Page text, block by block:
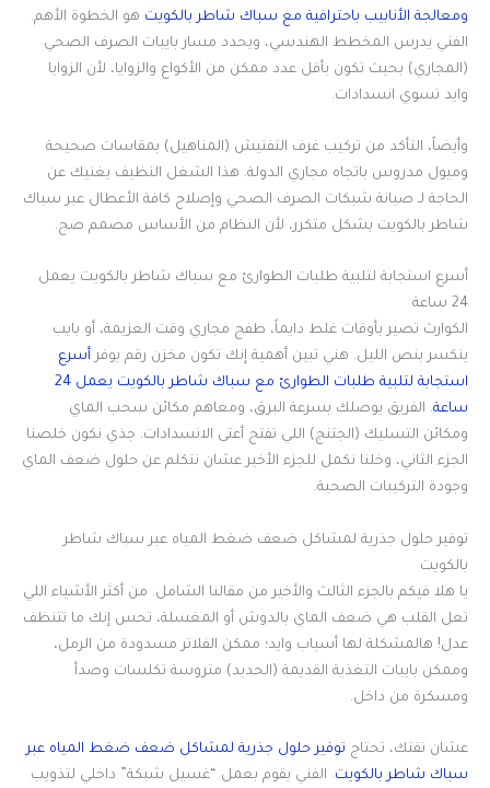
ومعالجة الأنابيب باحترافية مع سباك شاطر بالكويت هو الخطوة الأهم.
الفني يدرس المخطط الهندسي، ويحدد مسار بايبات الصرف الصحي
(المجاري) بحيث تكون بأقل عدد ممكن من الأكواع والزوايا، لأن الزوايا
وايد تسوي انسدادات.
وأيضاً، التأكد من تركيب غرف التفتيش (المناهيل) بمقاسات صحيحة
وميول مدروس باتجاه مجاري الدولة. هذا الشغل النظيف يغنيك عن
الحاجة لـ صيانة شبكات الصرف الصحي وإصلاح كافة الأعطال عبر سباك
شاطر بالكويت بشكل متكرر، لأن النظام من الأساس مصمم صح.
أسرع استجابة لتلبية طلبات الطوارئ مع سباك شاطر بالكويت يعمل
24 ساعة
الكوارث تصير بأوقات غلط دايماً، طفح مجاري وقت العزيمة، أو بايب
ينكسر بنص الليل. هني تبين أهمية إنك تكون مخزن رقم يوفر أسرع
استجابة لتلبية طلبات الطوارئ مع سباك شاطر بالكويت يعمل 24
ساعة. الفريق يوصلك بسرعة البرق، ومعاهم مكائن سحب الماي
ومكائن التسليك (الجتنج) اللي تفتح أعتى الانسدادات. جذي نكون خلصنا
الجزء الثاني، وخلنا نكمل للجزء الأخير عشان نتكلم عن حلول ضعف الماي
وجودة التركيبات الصحية.
توفير حلول جذرية لمشاكل ضعف ضغط المياه عبر سباك شاطر
بالكويت
يا هلا فيكم بالجزء الثالث والأخير من مقالنا الشامل. من أكثر الأشياء اللي
تعل القلب هي ضعف الماي بالدوش أو المغسلة، تحس إنك ما تتنظف
عدل! هالمشكلة لها أسباب وايد؛ ممكن الفلاتر مسدودة من الرمل،
وممكن بايبات التغذية القديمة (الحديد) متروسة تكلسات وصدأ
ومسكرة من داخل.
عشان تفتك، تحتاج توفير حلول جذرية لمشاكل ضعف ضغط المياه عبر
سباك شاطر بالكويت. الفني يقوم بعمل “غسيل شبكة” داخلي لتذويب